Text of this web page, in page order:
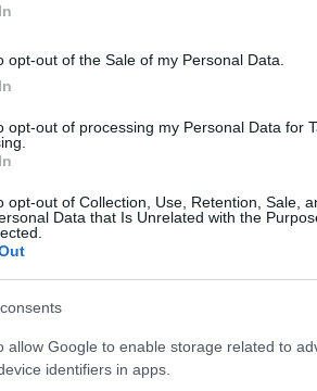
opt-out of the Sale of my Personal Data.
opt-out of processing my Personal Data for
opt-out of Collection, Use, Retention, Sale,
Data that Is Unrelated with the
allow Google to enable storage related to
identifiers in apps.
Portugáliában, Franciaországban,
jelenik meg, köztük Splitben,
a hajózás ezzel sokkal közelebb